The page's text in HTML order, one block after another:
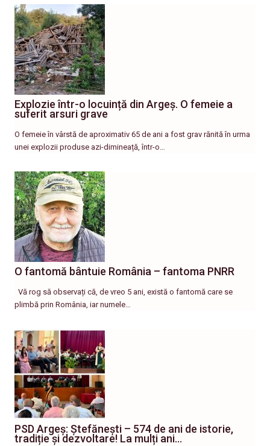
Explozie într-o locuință din Argeș. O femeie a
suferit arsuri grave
O femeie în vârstă de aproximativ 65 de ani a fost grav rănită în urma
unei explozii produse azi-dimineață, într-o…
O fantomă bântuie România – fantoma PNRR
Vă rog să observați că, de vreo 5 ani, există o fantomă care se
plimbă prin România, iar numele…
PSD Argeș: Ștefănești – 574 de ani de istorie,
tradiție și dezvoltare! La mulți ani…